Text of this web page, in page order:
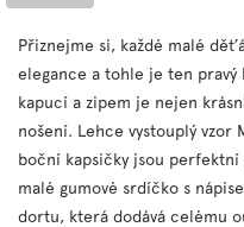
Přiznejme si, každé malé
elegance a tohle je ten pravý
kapucí a zipem je nejen
nošení. Lehce vystouplý vzor
boční kapsičky jsou
malé gumové srdíčko s
dortu, která dodává celému